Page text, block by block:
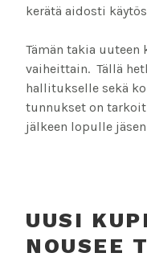
kerätä aidosti
Tämän takia
vaiheittain. Tällä
hallitukselle sekä
tunnukset on
jälkeen lopulle
UUSI
NOUSEE